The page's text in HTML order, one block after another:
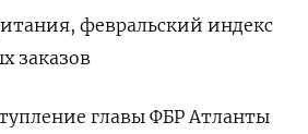
февральский индекс
заказов
главы ФБР Атланты